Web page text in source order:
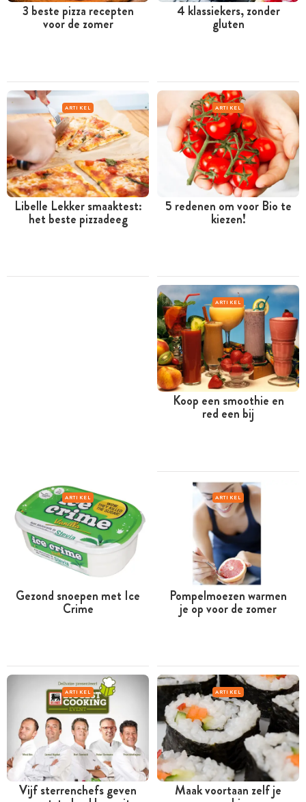
3 beste pizza recepten
voor de zomer
4 klassiekers, zonder
gluten
ARTIKEL
Libelle Lekker smaaktest:
het beste pizzadeeg
ARTIKEL
5 redenen om voor Bio te
kiezen!
ARTIKEL
Koop een smoothie en
red een bij
ARTIKEL
Gezond snoepen met Ice
Crime
ARTIKEL
Pompelmoezen warmen
je op voor de zomer
ARTIKEL
Vijf sterrenchefs geven
ARTIKEL
Maak voortaan zelf je